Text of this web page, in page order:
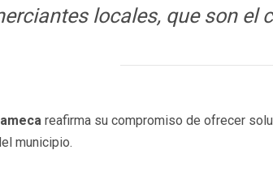
locales, que son el
reafirma su compromiso de ofrecer
municipio.